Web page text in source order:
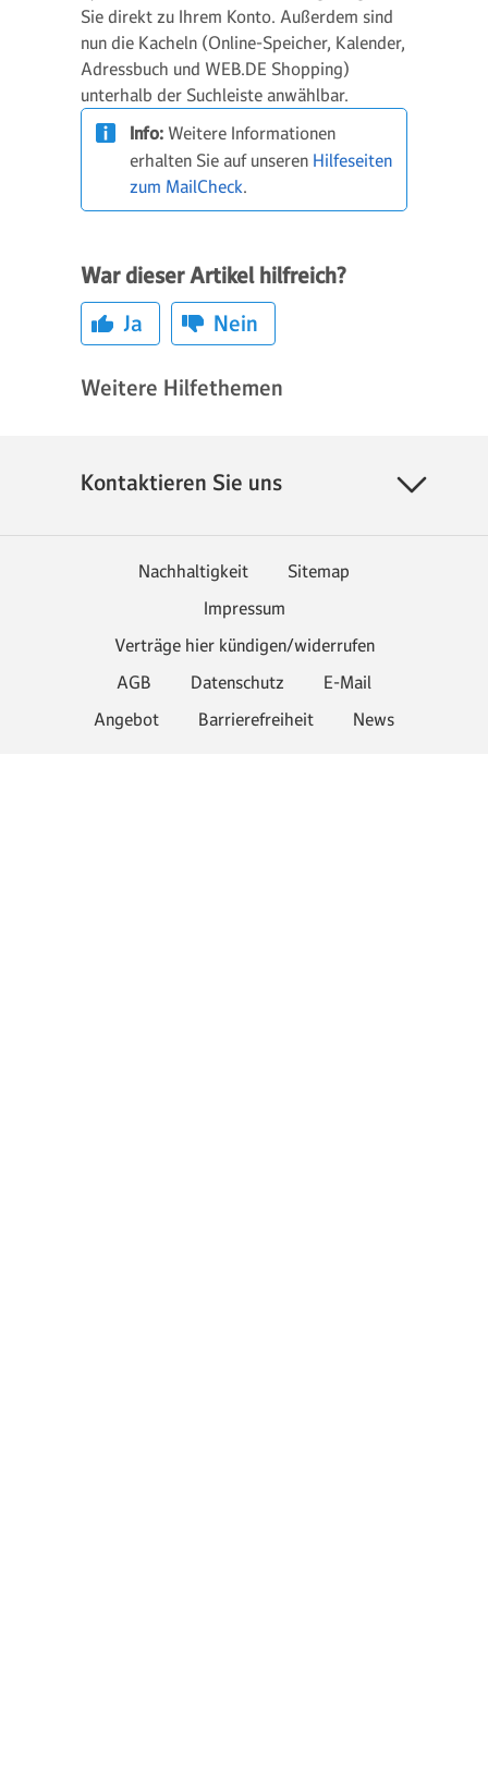
Sie direkt zu Ihrem Konto. Außerdem sind
nun die Kacheln (Online-Speicher, Kalender,
Adressbuch und WEB.DE Shopping)
unterhalb der Suchleiste anwählbar.
Info: Weitere Informationen
erhalten Sie auf unseren Hilfeseiten
zum MailCheck.
War dieser Artikel hilfreich?
Ja
Nein
Weitere Hilfethemen
Kontaktieren Sie uns
Nachhaltigkeit
Sitemap
Impressum
Verträge hier kündigen/widerrufen
AGB
Datenschutz
E-Mail
Angebot
Barrierefreiheit News